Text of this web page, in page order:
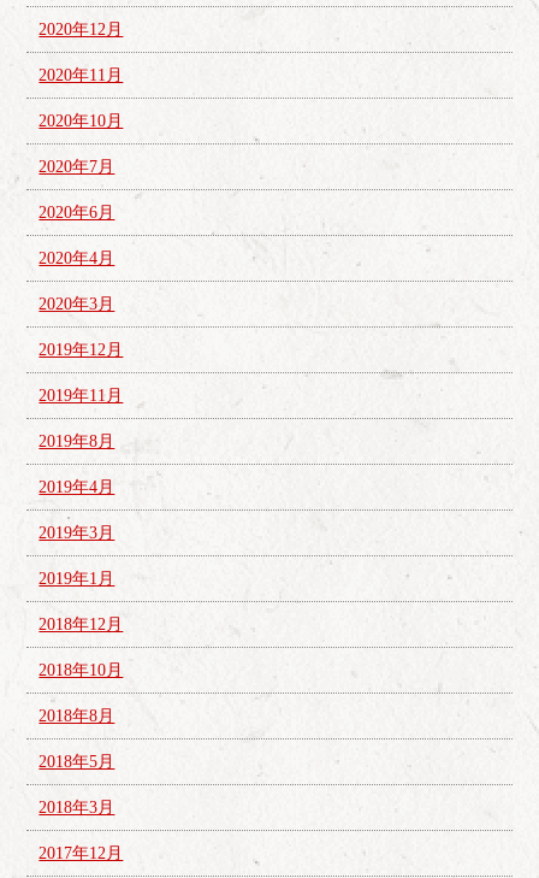
2020年12月
2020年11月
2020年10月
2020年7月
2020年6月
2020年4月
2020年3月
2019年12月
2019年11月
2019年8月
2019年4月
2019年3月
2019年1月
2018年12月
2018年10月
2018年8月
2018年5月
2018年3月
2017年12月